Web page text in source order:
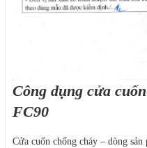
Công dụng cửa
FC90
Cửa cuốn chống cháy – dòng